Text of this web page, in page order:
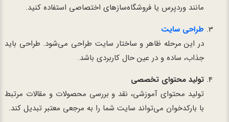
مانند وردپرس یا فروشگاه‌سازهای اختصاصی استفاده کنید.
طراحی سایت
در این مرحله ظاهر و ساختار سایت طراحی می‌شود. طراحی باید
جذاب، ساده و در عین حال کاربردی باشد.
تولید محتوای تخصصی
تولید محتوای آموزشی، نقد و بررسی محصولات و مقالات مرتبط
با بارکدخوان می‌تواند سایت شما را به مرجعی معتبر تبدیل کند.